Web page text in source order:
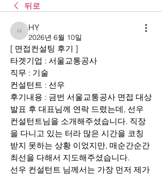
뒤로
HY
HY
2026년 6월 10일
[ 면접컨설팅 후기 ]
타겟기업 : 서울교통공사
직무 : 기술
컨설턴트 : 선우
후기내용 : 금번 서울교통공사 면접 대상
발표 후 대표님께 연락 드렸는데, 선우
컨설턴트님을 소개해주셨습니다. 직장
을 다니고 있는 터라 많은 시간을 코칭
받지 못하는 상황 이었지만, 매순간순간
최선을 다해서 지도해주셨습니다.
선우 컨설턴트 님께서는 가장 먼저 제가